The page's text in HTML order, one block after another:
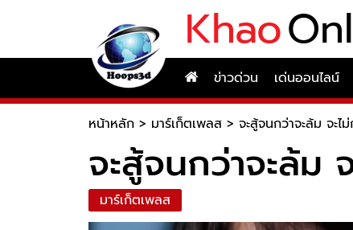
Khao
ข่าวด่วน เด่นออนไลน์
หน้าหลัก > มาร์เก็ตเพลส > จะสู้จนกว่าจะล้ม จะ
จะสู้จนกว่าจะล้ม
มาร์เก็ตเพลส